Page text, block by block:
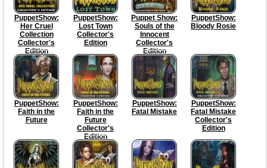
PuppetShow:
Her Cruel
Collection
Collector's
Edition
PuppetShow:
Lost Town
Collector's
Edition
Puppet Show:
Souls of the
Innocent
Collector's
Edition
PuppetShow:
Bloody Rosie
PuppetShow:
Faith in the
Future
PuppetShow:
Faith in the
Future
Collector's
Edition
PuppetShow:
Fatal Mistake
PuppetShow:
Fatal Mistake
Collector's
Edition